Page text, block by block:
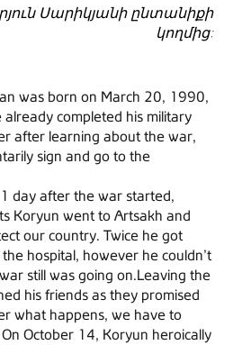
Սարիկյանի ընտանիքի
կողմից:
was born on March 20, 1990,
already completed his military
after learning about the war,
sign and go to the
day after the war started,
Koryun went to Artsakh and
our country. Twice he got
hospital, however he couldn’t
still was going on.Leaving the
his friends as they promised
what happens, we have to
October 14, Koryun heroically